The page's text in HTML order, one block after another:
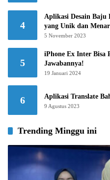
4
Aplikasi Desain Baju
yang Unik dan
5 November 2023
5
iPhone Ex Inter Bisa
Jawabannya!
19 Januari 2024
6 Aplikasi Translate
9 Agustus 2023
Trending Minggu ini